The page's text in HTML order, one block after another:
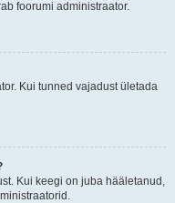
foorumi administraator.
Kui tunned vajadust ületada
Kui keegi on juba hääletanud,